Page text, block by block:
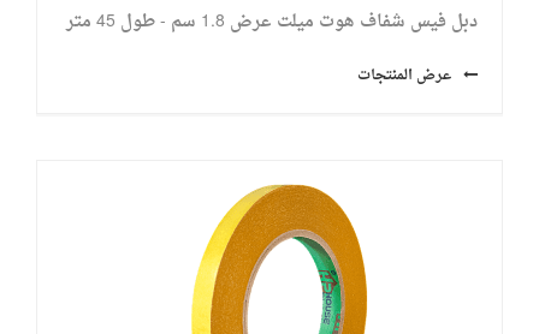
دبل فيس شفاف هوت ميلت عرض 1.8 سم - طول 45 متر
عرض المنتجات